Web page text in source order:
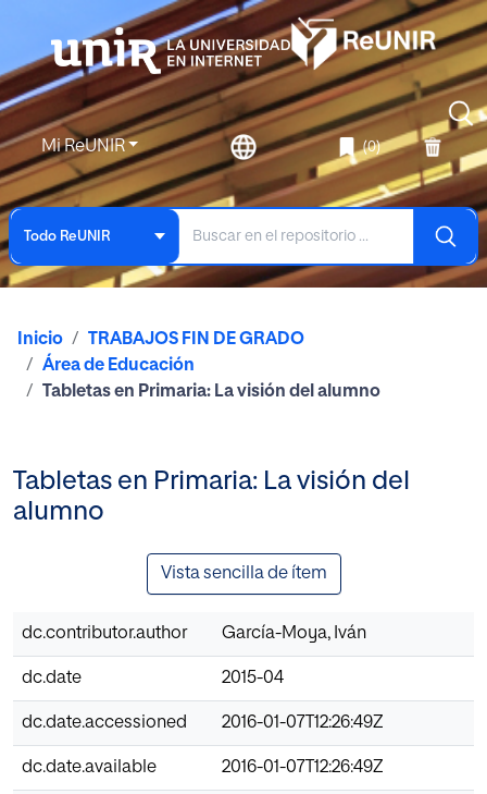
Mi ReUNIR (0)
Todo ReUNIR
Inicio
TRABAJOS FIN DE GRADO
Área de Educación
Tabletas en Primaria: La visión del alumno
Tabletas en Primaria: La visión del
alumno
Vista sencilla de ítem
dc.contributor.author García-Moya, Iván
dc.date 2015-04
dc.date.accessioned 2016-01-07T12:26:49Z
dc.date.available 2016-01-07T12:26:49Z